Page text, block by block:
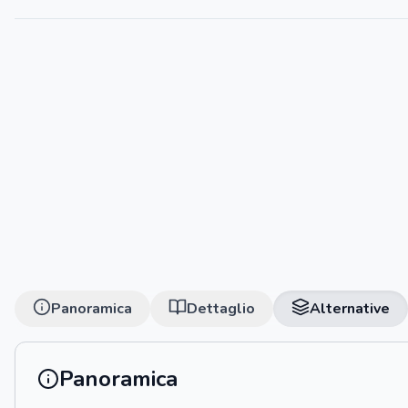
Panoramica Dettaglio Alternative
Panoramica